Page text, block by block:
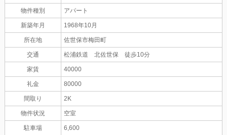
物件種別 アパート
新築年月 1968年10月
所在地 佐世保市梅田町
交通 松浦鉄道 北佐世保 徒歩10分
家賃 40000
礼金 80000
間取り 2K
物件状況 空室
駐車場 6,600